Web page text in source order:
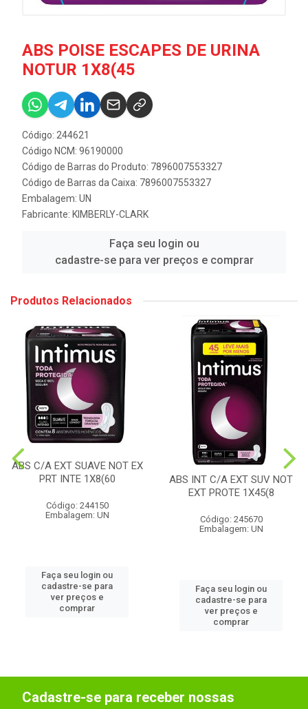
ABS POISE ESCAPES DE URINA
NOTUR 1X8(45
Código: 244621
Código NCM: 96190000
Código de Barras do Produto: 7896007553327
Código de Barras da Caixa: 7896007553327
Embalagem: UN
Fabricante: KIMBERLY-CLARK
Faça seu login ou
cadastre-se para ver preços e comprar
Produtos Relacionados
ABS C/A EXT SUAVE NOT EX
PRT INTE 1X8(60
Código: 244150
Embalagem: UN
Faça seu login ou
cadastre-se para
ver preços e
comprar
ABS INT C/A EXT SUV NOT
EXT PROTE 1X45(8
Código: 245670
Embalagem: UN
Faça seu login ou
cadastre-se para
ver preços e
comprar
Cadastre-se para receber nossas